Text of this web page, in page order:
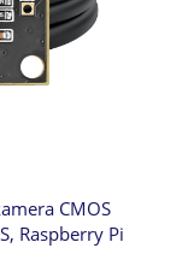
CMOS
Raspberry Pi